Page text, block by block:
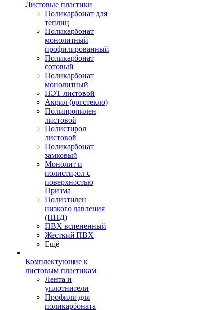
Листовые пластики
Поликарбонат для
теплиц
Поликарбонат
монолитный
профилированный
Поликарбонат
сотовый
Поликарбонат
монолитный
ПЭТ листовой
Акрил (оргстекло)
Полипропилен
листовой
Полистирол
листовой
Поликарбонат
замковый
Монолит и
полистирол с
поверхностью
Призма
Полиэтилен
низкого давления
(ПНД)
ПВХ вспененный
Жесткий ПВХ
Ещё
Комплектующие к
листовым пластикам
Лента и
уплотнители
Профили для
поликарбоната